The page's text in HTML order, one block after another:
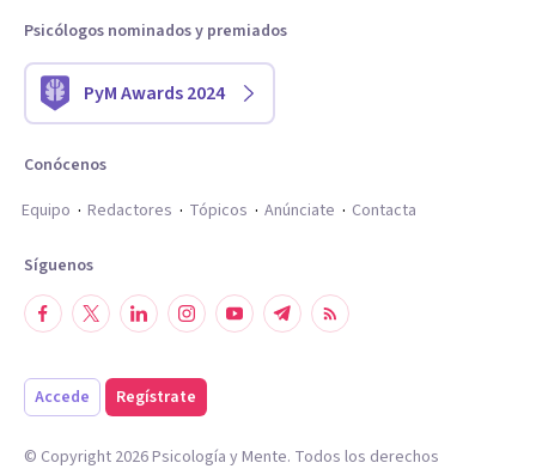
Psicólogos nominados y premiados
PyM Awards 2024
Conócenos
Equipo
Redactores Tópicos Anúnciate Contacta
Síguenos
Accede Regístrate
© Copyright 2026Psicología y Mente. Todos los derechos